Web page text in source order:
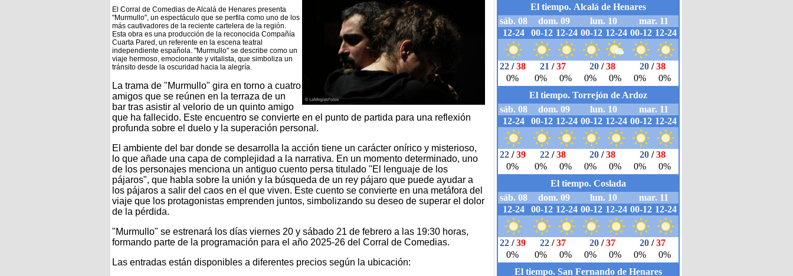
El Corral de Comedias de Alcalá de Henares presenta
"Murmullo", un espectáculo que se perfila como uno de los
más cautivadores de la reciente cartelera de la región.
Esta obra es una producción de la reconocida Compañía
Cuarta Pared, un referente en la escena teatral
independiente española. "Murmullo" se describe como un
viaje hermoso, emocionante y vitalista, que simboliza un
tránsito desde la oscuridad hacia la alegría.
La trama de "Murmullo" gira en torno a cuatro
amigos que se reúnen en la terraza de un
bar tras asistir al velorio de un quinto amigo
que ha fallecido. Este encuentro se convierte en el punto de partida para una reflexión
profunda sobre el duelo y la superación personal.
El ambiente del bar donde se desarrolla la acción tiene un carácter onírico y misterioso,
lo que añade una capa de complejidad a la narrativa. En un momento determinado, uno
de los personajes menciona un antiguo cuento persa titulado "El lenguaje de los
pájaros", que habla sobre la unión y la búsqueda de un rey pájaro que puede ayudar a
los pájaros a salir del caos en el que viven. Este cuento se convierte en una metáfora del
viaje que los protagonistas emprenden juntos, simbolizando su deseo de superar el dolor
de la pérdida.
"Murmullo" se estrenará los días viernes 20 y sábado 21 de febrero a las 19:30 horas,
formando parte de la programación para el año 2025-26 del Corral de Comedias.
Las entradas están disponibles a diferentes precios según la ubicación: